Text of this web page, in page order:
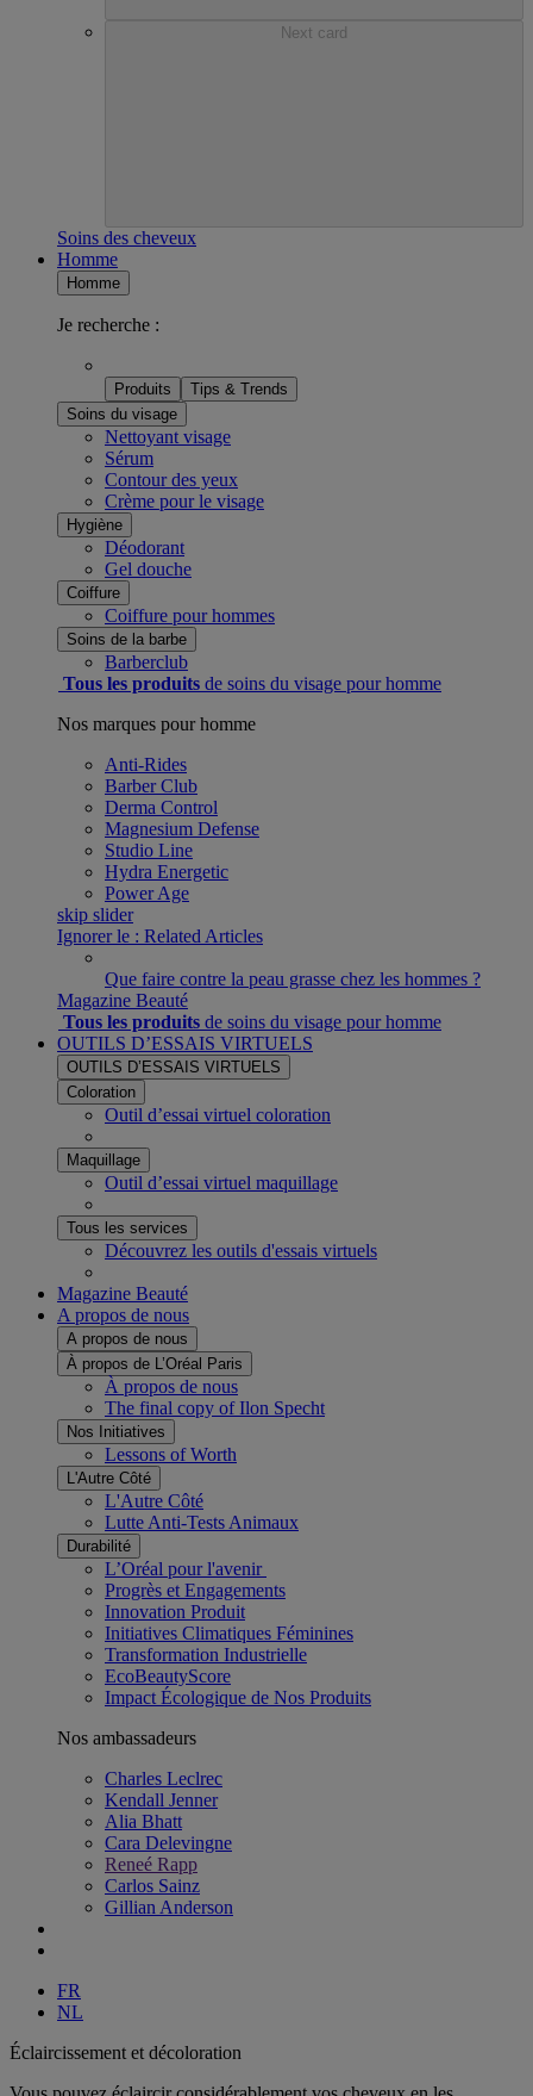
Next card
Soins des cheveux
Homme
Homme
Je recherche :
Produits
Tips & Trends
Soins du visage
Nettoyant visage
Sérum
Contour des yeux
Crème pour le visage
Hygiène
Déodorant
Gel douche
Coiffure
Coiffure pour hommes
Soins de la barbe
Barberclub
Tous les produits de soins du visage pour homme
Nos marques pour homme
Anti-Rides
Barber Club
Derma Control
Magnesium Defense
Studio Line
Hydra Energetic
Power Age
skip slider
Ignorer le : Related Articles
Que faire contre la peau grasse chez les hommes ?
Magazine Beauté
Tous les produits de soins du visage pour homme
OUTILS D’ESSAIS VIRTUELS
OUTILS D’ESSAIS VIRTUELS
Coloration
Outil d’essai virtuel coloration
Maquillage
Outil d’essai virtuel maquillage
Tous les services
Découvrez les outils d'essais virtuels​
Magazine Beauté
A propos de nous
A propos de nous
À propos de L’Oréal Paris
À propos de nous
The final copy of Ilon Specht
Nos Initiatives
Lessons of Worth
L'Autre Côté
L'Autre Côté
Lutte Anti-Tests Animaux
Durabilité
L’Oréal pour l'avenir ​
Progrès et Engagements
Innovation Produit​
Initiatives Climatiques Féminines
Transformation Industrielle
EcoBeautyScore
Impact Écologique de Nos Produits
Nos ambassadeurs
Charles Leclrec
Kendall Jenner
Alia Bhatt
Cara Delevingne
Reneé Rapp
Carlos Sainz
Gillian Anderson
FR
NL
Éclaircissement et décoloration